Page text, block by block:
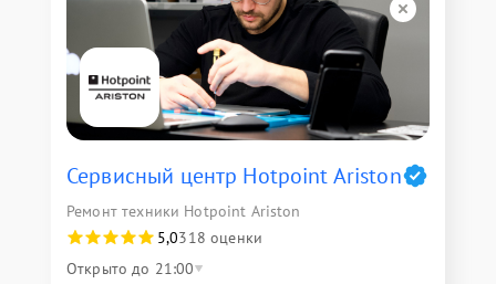
Сервисный центр Hotpoint Ariston
Ремонт техники Hotpoint Ariston
5,0318 оценки
Открыто до 21:00